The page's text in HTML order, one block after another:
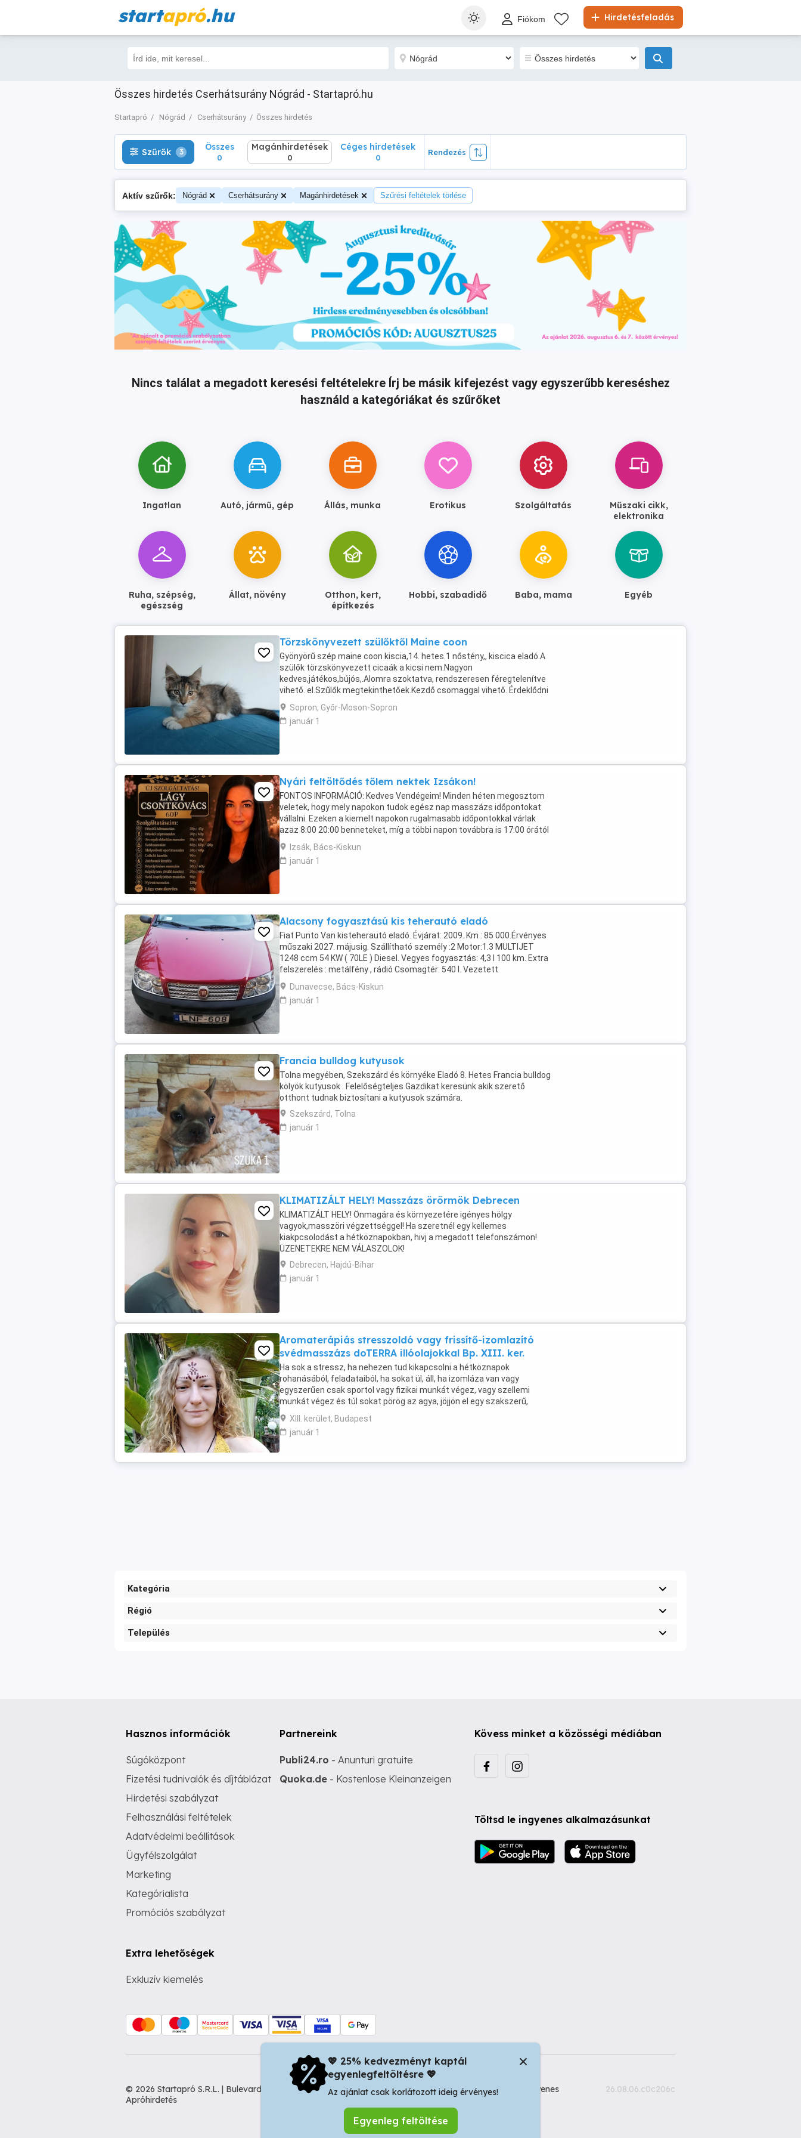
startapró.hu Hirdetésfeladás
Fiókom
Összes hirdetés Cserhátsurány Nógrád - Startapró.hu
Startapró Nógrád Cserhátsurány Összes hirdetés
Szűrők 3 Összes
0
Szűrők 3 Összes
0
Magánhirdetések
0
Céges hirdetések
0
Rendezés
Aktív szűrők: Nógrád Cserhátsurány Magánhirdetések Szűrési feltételek törlése
Nincs találat a megadott keresési feltételekre Írj be másik kifejezést vagy egyszerűbb kereséshez
használd a kategóriákat és szűrőket
Ingatlan Autó, jármű, gép Állás, munka Erotikus Szolgáltatás
Műszaki cikk,
elektronika
Ruha, szépség,
egészség
Állat, növény
Otthon, kert,
építkezés
Hobbi, szabadidő Baba, mama Egyéb
Törzskönyvezett szülőktől Maine coon
Gyönyörű szép maine coon kiscia,14. hetes.1 nőstény,, kiscica eladó.A
szülők törzskönyvezett cicaák a kicsi nem.Nagyon
kedves,játékos,bújós,.Alomra szoktatva, rendszeresen féregtelenítve
vihető. el.Szűlők megtekinthetőek.Kezdő csomaggal vihető. Érdeklődni
délelőtt ,vagy este 18.00.után lehet.Hétvégén ...
Sopron, Győr-Moson-Sopron
január 1
Nyári feltöltődés tőlem nektek Izsákon!
FONTOS INFORMÁCIÓ: Kedves Vendégeim! Minden héten megosztom
veletek, hogy mely napokon tudok egész nap masszázs időpontokat
vállalni. Ezeken a kiemelt napokon rugalmasabb időpontokkal várlak
azaz 8:00 20:00 benneteket, míg a többi napon továbbra is 17:00 órától
tudok vendégeket fogadni. Ha szeretnél ...
Izsák, Bács-Kiskun
január 1
Alacsony fogyasztású kis teherautó eladó
Fiat Punto Van kisteherautó eladó. Évjárat: 2009. Km : 85 000.Érvényes
műszaki 2027. májusig. Szállítható személy :2 Motor:1.3 MULTIJET
1248 ccm 54 KW ( 70LE ) Diesel. Vegyes fogyasztás: 4,3 l 100 km. Extra
felszerelés : metálfény , rádió Csomagtér: 540 l. Vezetett
szervízkönyvvel. Garázsban tartott, ...
Dunavecse, Bács-Kiskun
január 1
Francia bulldog kutyusok
Tolna megyében, Szekszárd és környéke Eladó 8. Hetes Francia bulldog
kölyök kutyusok . Felelőségteljes Gazdikat keresünk akik szerető
otthont tudnak biztosítani a kutyusok számára.
Szekszárd, Tolna
január 1
KLIMATIZÁLT HELY! Masszázs örörmök Debrecen
KLIMATIZÁLT HELY! Önmagára és környezetére igényes hölgy
vagyok,masszöri végzettséggel! Ha szeretnél egy kellemes
kiakpcsolodást a hétköznapokban, hivj a megadott telefonszámon!
ÜZENETEKRE NEM VÁLASZOLOK!
Debrecen, Hajdú-Bihar
január 1
Aromaterápiás stresszoldó vagy frissítő-izomlazító
svédmasszázs doTERRA illóolajokkal Bp. XIII. ker.
Ha sok a stressz, ha nehezen tud kikapcsolni a hétköznapok
rohanásából, feladataiból, ha sokat ül, áll, ha izomláza van vagy
egyszerűen csak sportol vagy fizikai munkát végez, vagy szellemi
munkát végez és túl sokat pörög az agya, jöjjön el egy szakszerű,
jóleső, a fájdalomküszöbéhez igazodó masszázsra, ...
XIII. kerület, Budapest
január 1
Kategória
Régió
Település
Keresés mentése
Hasznos információk
Súgóközpont
Fizetési tudnivalók és díjtáblázat
Hirdetési szabályzat
Felhasználási feltételek
Adatvédelmi beállítások
Ügyfélszolgálat
Marketing
Kategórialista
Promóciós szabályzat
Extra lehetőségek
Exkluzív kiemelés
Partnereink
Publi24.ro - Anunturi gratuite
Quoka.de - Kostenlose Kleinanzeigen
Kövess minket a közösségi médiában
Töltsd le ingyenes alkalmazásunkat
© 2026 Startapró S.R.L. | Bulevardul Dacia nr 34, Oradea 410346, Romania | Tax ID: RO44483373 -
Ingyenes
Apróhirdetés
26.08.06.c0c206c
💖 25% kedvezményt kaptál
egyenlegfeltöltésre 💖
Az ajánlat csak korlátozott ideig érvényes!
Egyenleg feltöltése